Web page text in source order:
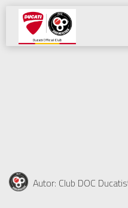
Autor: Club DOC